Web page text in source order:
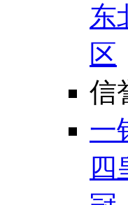
东
区
信
一
四